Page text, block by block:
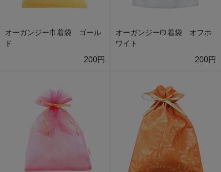
オーガンジー巾着袋 ゴール
ド
200円
オーガンジー巾着袋 オフホ
ワイト
200円